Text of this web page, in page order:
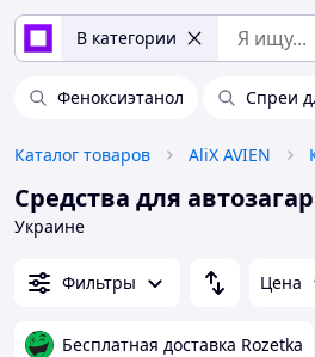
В категории
Феноксиэтанол Спреи
Каталог товаров AliX AVIEN
Средства для
Украине
Фильтры Цена
Бесплатная доставка Rozetka